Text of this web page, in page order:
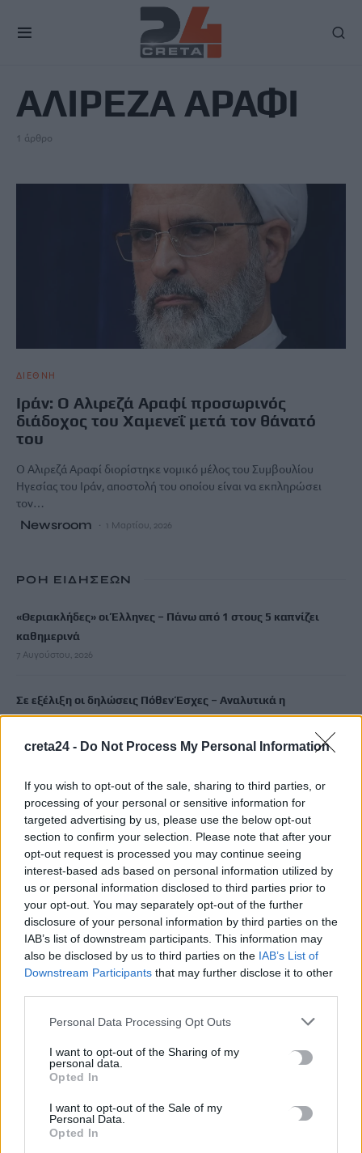
creta24 - Do Not Process My Personal Information
If you wish to opt-out of the sale, sharing to third parties, or
processing of your personal or sensitive information for
targeted advertising by us, please use the below opt-out
section to confirm your selection. Please note that after your
opt-out request is processed you may continue seeing
interest-based ads based on personal information utilized by
us or personal information disclosed to third parties prior to
your opt-out. You may separately opt-out of the further
disclosure of your personal information by third parties on the
IAB’s list of downstream participants. This information may
also be disclosed by us to third parties on the IAB’s List of
Downstream Participants that may further disclose it to other
Personal Data Processing Opt Outs
I want to opt-out of the Sharing of my
personal data.
Opted In
I want to opt-out of the Sale of my
Personal Data.
Opted In
ΑΛΙΡΕΖΑ ΑΡΑΦΙ
1 άρθρο
ΔΙΕΘΝΗ
Ιράν: Ο Αλιρεζά Αραφί προσωρινός
διάδοχος του Χαμενεΐ μετά τον θάνατό
του
Ο Αλιρεζά Αραφί διορίστηκε νομικό μέλος του Συμβουλίου
Ηγεσίας του Ιράν, αποστολή του οποίου είναι να εκπληρώσει
τον…
Newsroom 1 Μαρτίου, 2026
ΡΟΗ ΕΙΔΗΣΕΩΝ
«Θεριακλήδες» οι Έλληνες – Πάνω από 1 στους 5 καπνίζει
καθημερινά
7 Αυγούστου, 2026
Σε εξέλιξη οι δηλώσεις Πόθεν Έσχες – Αναλυτικά η
διαδικασία
Πότε πληρώνονται οι συντάξεις Σεπτεμβρίου
7 Αυγούστου, 2026
Ξεκινούν οι ετήσιες Καλοκαιρινές Εκθέσεις του Φεστιβάλ
Κινηματογράφου Χανίων
7 Αυγούστου, 2026
Ισπανία: Απολιθώματα αποκαλύπτουν ότι οι πρώτοι
Ευρωπαίοι ίσως ασκούσαν κανιβαλισμό
7 Αυγούστου, 2026
7 Αυγούστου, 2026
κακοποίηση δύο ανήλικων μαθητών της
7 Αυγούστου, 2026